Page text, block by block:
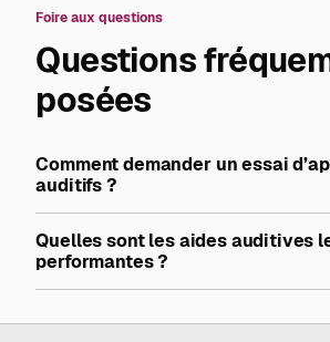
Foire aux questions
Questions
posées
Comment demander un essai
auditifs ?
Quelles sont les aides auditives
performantes ?